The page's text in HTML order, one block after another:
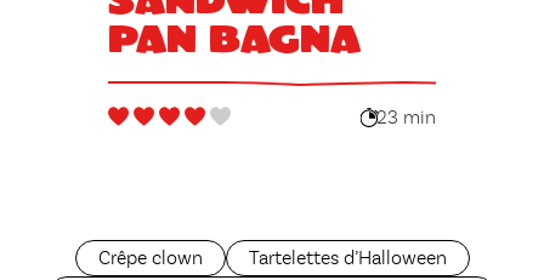
Pan Bagna
23 min
Crêpe clown
Tartelettes d’Halloween